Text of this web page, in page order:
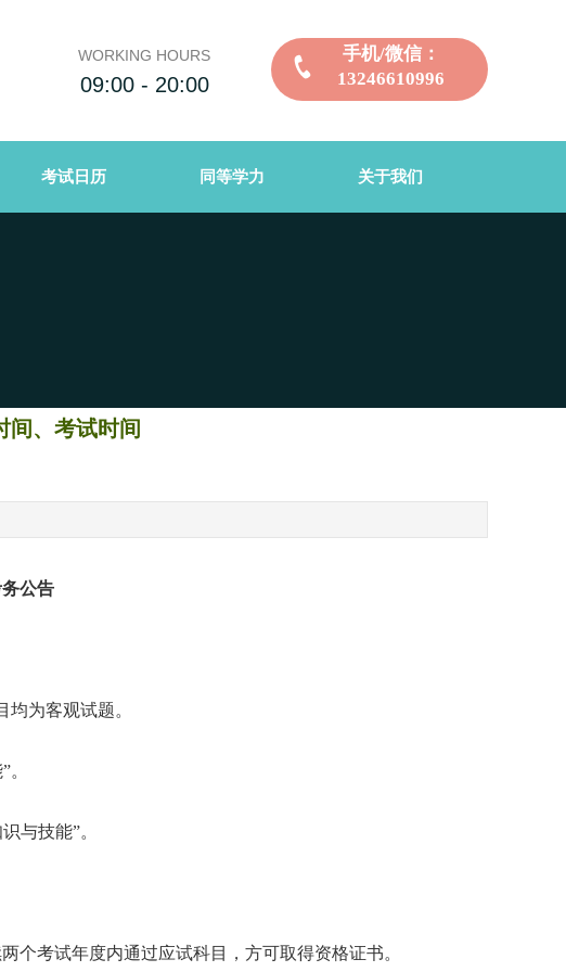
手机/微信：
13246610996
WORKING HOURS
09:00 - 20:00
考试日历 同等学力 关于我们
间、考试时间
公告
为客观试题。
与技能”。
考试年度内通过应试科目，方可取得资格证书。